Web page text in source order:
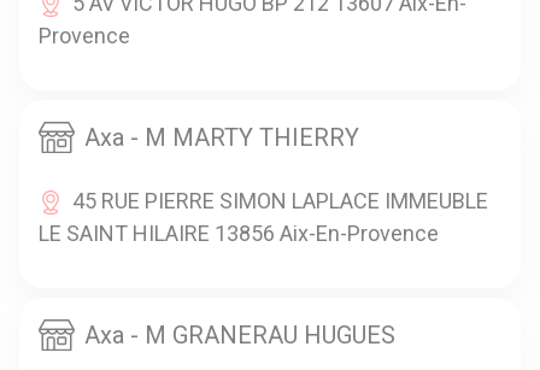
Provence
Axa - M MARTY THIERRY
45 RUE PIERRE SIMON LAPLACE IMMEUBLE
LE SAINT HILAIRE 13856 Aix-En-Provence
Axa - M GRANERAU HUGUES